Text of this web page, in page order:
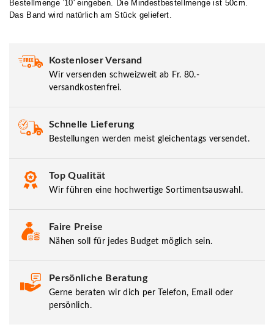
Bestellmenge '10' eingeben. Die Mindestbestellmenge ist 50cm.
Das Band wird natürlich am Stück geliefert.
Kostenloser Versand
Wir versenden schweizweit ab Fr. 80.-
versandkostenfrei.
Schnelle Lieferung
Bestellungen werden meist gleichentags versendet.
Top Qualität
Wir führen eine hochwertige Sortimentsauswahl.
Faire Preise
Nähen soll für jedes Budget möglich sein.
Persönliche Beratung
Gerne beraten wir dich per Telefon, Email oder
persönlich.